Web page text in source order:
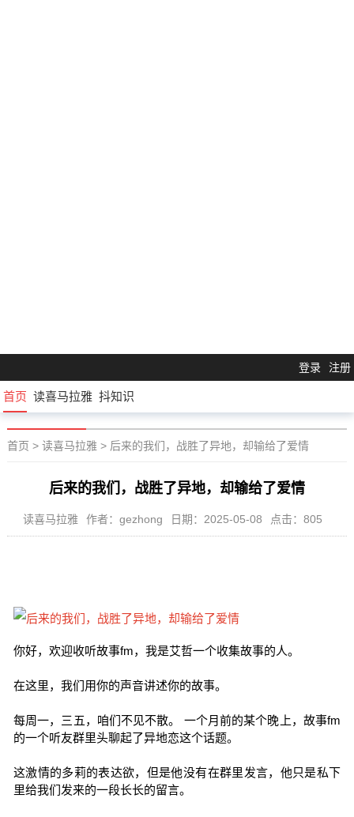
登录 注册
首页 读喜马拉雅 抖知识
首页 > 读喜马拉雅> 后来的我们，战胜了异地，却输给了爱情
后来的我们，战胜了异地，却输给了爱情
读喜马拉雅 作者：gezhong 日期：2025-05-08 点击：805
你好，欢迎收听故事fm，我是艾哲一个收集故事的人。
在这里，我们用你的声音讲述你的故事。
每周一，三五，咱们不见不散。 一个月前的某个晚上，故事fm
的一个听友群里头聊起了异地恋这个话题。
这激情的多莉的表达欲，但是他没有在群里发言，他只是私下
里给我们发来的一段长长的留言。